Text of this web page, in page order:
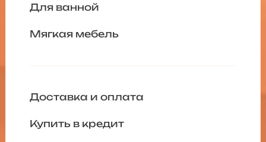
Для ванной
Мягкая мебель
Доставка и оплата
Купить в кредит